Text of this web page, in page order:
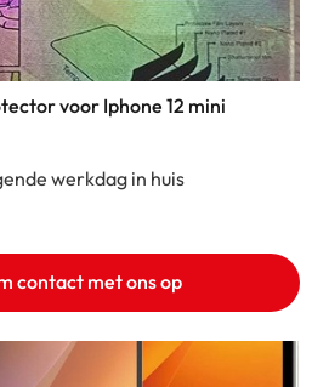
voor Iphone 12 mini
werkdag in huis
contact met ons op